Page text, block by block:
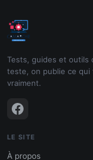
Tests, guides et
teste, on publie ce qui
vraiment.
LE SITE
À propos